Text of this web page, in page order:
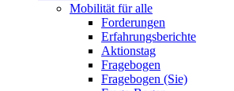
Mobilität für alle
Forderungen
Erfahrungsberichte
Aktionstag
Fragebogen
Fragebogen (Sie)